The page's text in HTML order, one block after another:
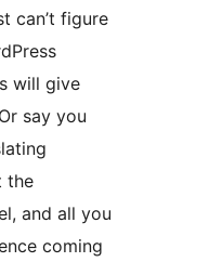
can’t figure
will give
say you
the
and all you
coming